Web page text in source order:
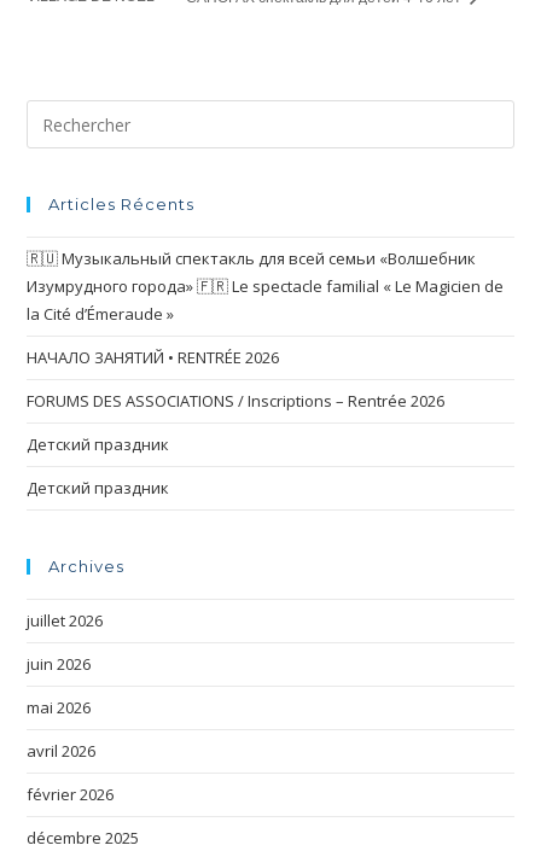
Articles Récents
🇷🇺 Музыкальный спектакль для всей семьи «Волшебник
Изумрудного города» 🇫🇷 Le spectacle familial « Le Magicien de
la Cité d’Émeraude »
НАЧАЛО ЗАНЯТИЙ • RENTRÉE 2026
FORUMS DES ASSOCIATIONS / Inscriptions – Rentrée 2026
Детский праздник
Детский праздник
Archives
juillet 2026
juin 2026
mai 2026
avril 2026
février 2026
décembre 2025